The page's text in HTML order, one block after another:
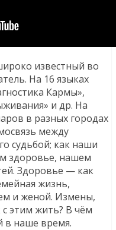
известный во
На 16 языках
Кармы»,
и др. На
в разных городах
между
судьбой; как наши
здоровье, нашем
Здоровье — как
жизнь,
и женой. Измены,
этим жить? В чём
в наше время.